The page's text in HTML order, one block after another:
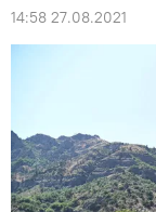
14:58 27.08.2021